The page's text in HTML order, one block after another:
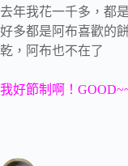
去年我花一千多，都
好多都是阿布喜歡的
乾，阿布也不在了
我好節制啊！